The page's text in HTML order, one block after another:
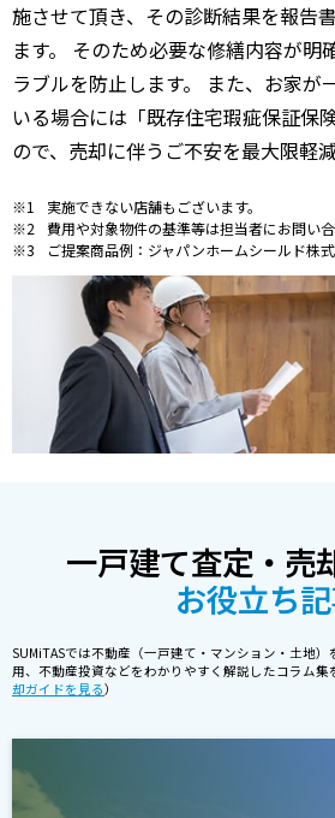
施させて頂き、その診断結果を報告
ます。 そのため必要な修繕内容が明
ラブルを防止します。 また、お家が
いる場合には「既存住宅瑕疵保証保
ので、売却に伴うご不安を最大限軽減
実施できない店舗もございます。
費用や対象物件の基準等は担当者にお問い合
ご提案商品例：ジャパンホームシールド株
一戸建て査定・売
お役立ち
SUMiTASでは不動産（一戸建て・マンション・土地
用、不動産投資などをわかりやすく解説したコラム集
却ガイドを見る）